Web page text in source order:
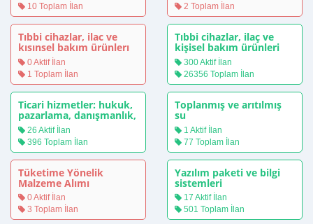
10 Toplam İlan
2 Toplam İlan
Tıbbi cihazlar, ilac ve
kısınsel bakım ürünlerı
0 Aktif İlan
1 Toplam İlan
Tıbbi cihazlar, ilaç ve
kişisel bakım ürünleri
300 Aktif İlan
26356 Toplam İlan
Ticari hizmetler: hukuk,
pazarlama, danışmanlık,
işe alma ve istihdam,
baskı ve güvenlik
26 Aktif İlan
396 Toplam İlan
Toplanmış ve arıtılmış
su
1 Aktif İlan
77 Toplam İlan
Tüketime Yönelik
Malzeme Alımı
0 Aktif İlan
3 Toplam İlan
Yazılım paketi ve bilgi
sistemleri
17 Aktif İlan
501 Toplam İlan